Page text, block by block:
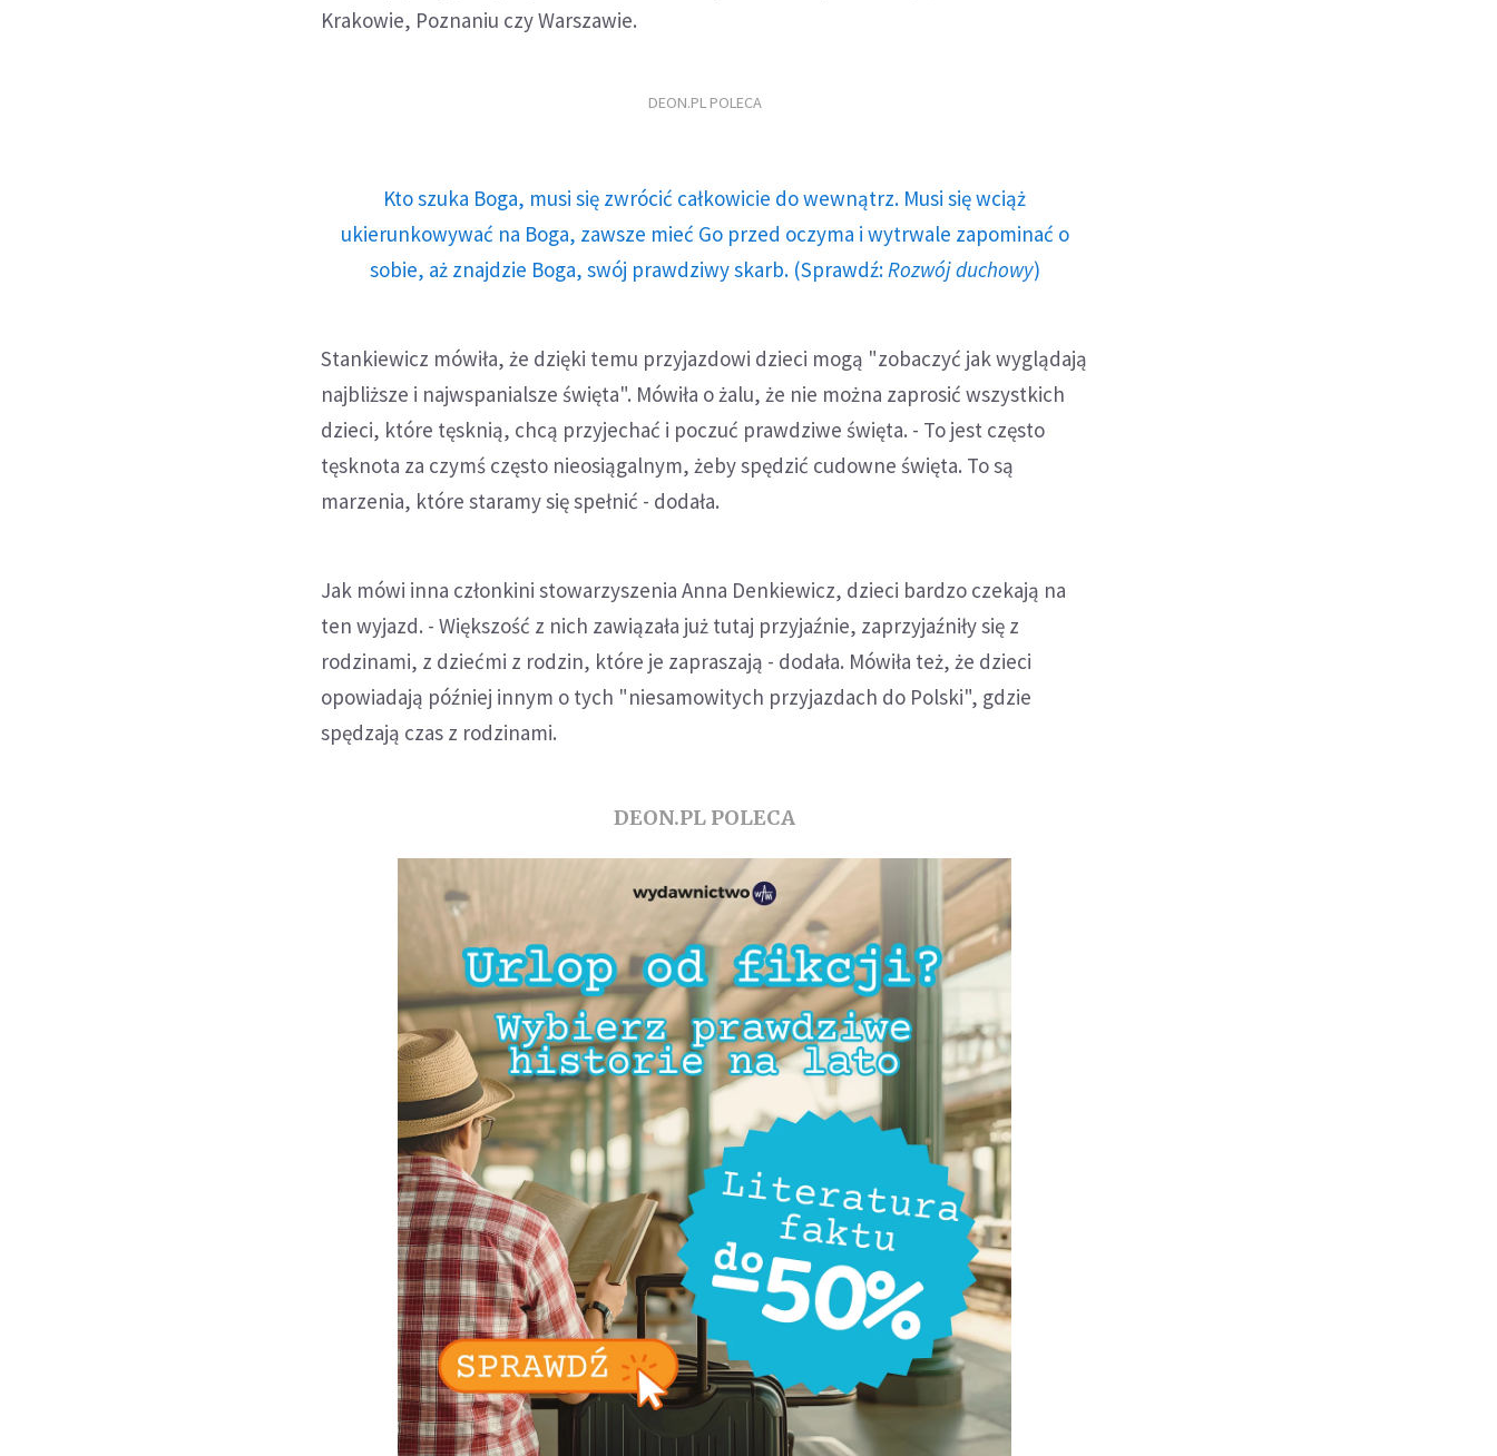
Krakowie, Poznaniu czy Warszawie.
DEON.PL POLECA
Kto szuka Boga, musi się zwrócić całkowicie do wewnątrz. Musi się wciąż
ukierunkowywać na Boga, zawsze mieć Go przed oczyma i wytrwale zapominać o
sobie, aż znajdzie Boga, swój prawdziwy skarb. (Sprawdź: Rozwój duchowy)
Stankiewicz mówiła, że dzięki temu przyjazdowi dzieci mogą "zobaczyć jak wyglądają
najbliższe i najwspanialsze święta". Mówiła o żalu, że nie można zaprosić wszystkich
dzieci, które tęsknią, chcą przyjechać i poczuć prawdziwe święta. - To jest często
tęsknota za czymś często nieosiągalnym, żeby spędzić cudowne święta. To są
marzenia, które staramy się spełnić - dodała.
Jak mówi inna członkini stowarzyszenia Anna Denkiewicz, dzieci bardzo czekają na
ten wyjazd. - Większość z nich zawiązała już tutaj przyjaźnie, zaprzyjaźniły się z
rodzinami, z dziećmi z rodzin, które je zapraszają - dodała. Mówiła też, że dzieci
opowiadają później innym o tych "niesamowitych przyjazdach do Polski", gdzie
spędzają czas z rodzinami.
DEON.PL POLECA